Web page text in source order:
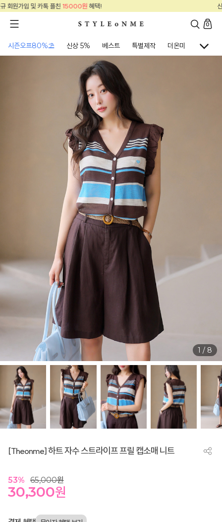
0
시즌오프80%⛱ 신상 5% 베스트 특별제작 더온미 골프웨어
1 / 8
[Theonme] 하트 자수 스트라이프 프릴 캡소매 니트
53% 65,000원
30,300원